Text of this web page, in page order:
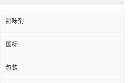
甜味剂
国标
包装